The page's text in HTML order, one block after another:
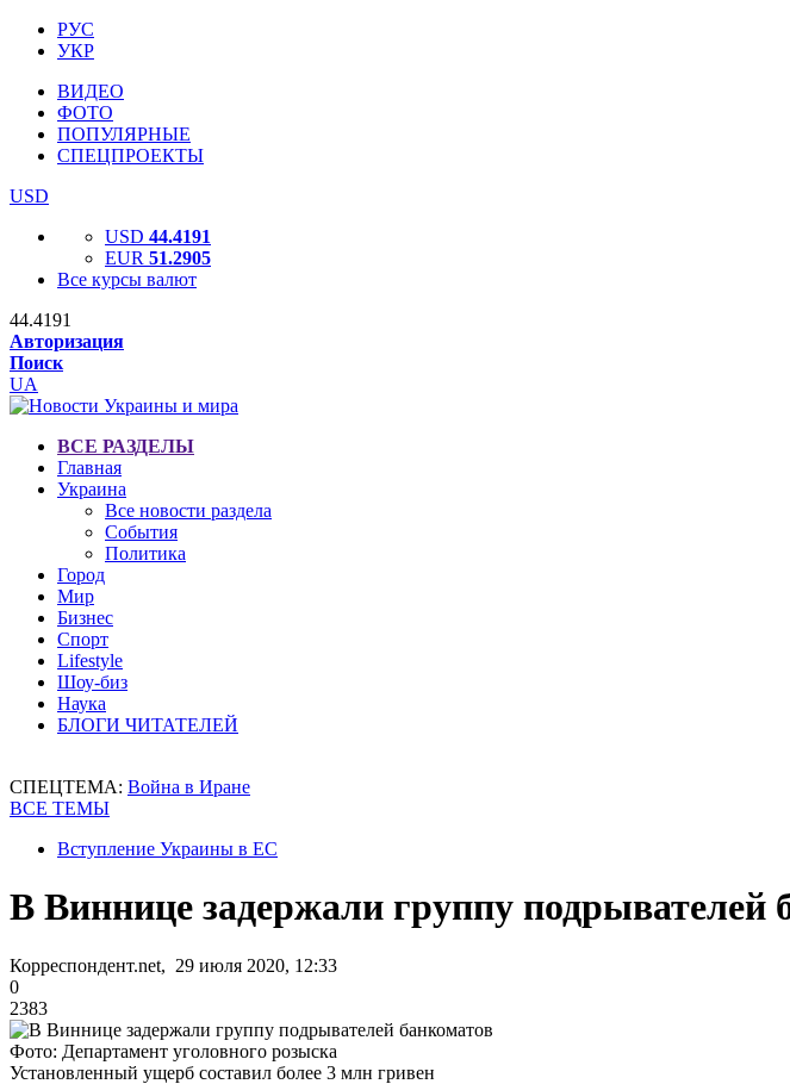
РУС
УКР
ВИДЕО
ФОТО
ПОПУЛЯРНЫЕ
СПЕЦПРОЕКТЫ
USD
USD 44.4191
EUR 51.2905
Все курсы валют
44.4191
Авторизация
Поиск
UA
ВСЕ РАЗДЕЛЫ
Главная
Украина
Все новости раздела
События
Политика
Город
Мир
Бизнес
Спорт
Lifestyle
Шоу-биз
Наука
БЛОГИ ЧИТАТЕЛЕЙ
СПЕЦТЕМА: Война в Иране
ВСЕ ТЕМЫ
Вступление Украины в ЕС
В Виннице задержали группу подрывателей
Корреспондент.net, 29 июля 2020, 12:33
0
2383
Фото: Департамент уголовного розыска
Установленный ущерб составил более 3 млн гривен